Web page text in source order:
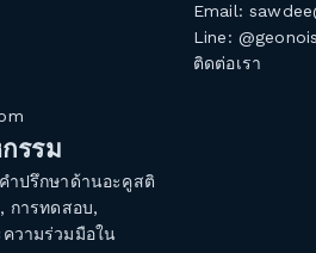
รรม
ำปรึกษาด้านอะคูสติ
การทดสอบ,
วามร่วมมือใน
Email:
Line:
ติดต่อเรา